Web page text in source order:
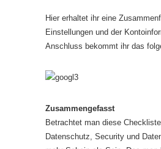
Hier erhaltet ihr eine
Einstellungen und der
Anschluss bekommt ihr das
Zusammengefasst
Betrachtet man diese
Datenschutz, Security und